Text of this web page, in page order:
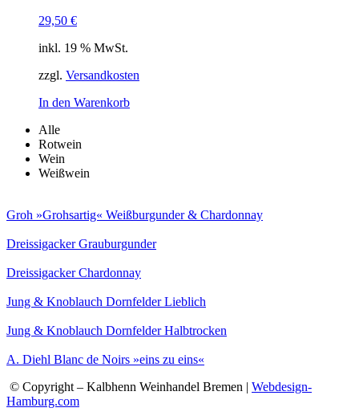
29,50 €
inkl. 19 % MwSt.
zzgl. Versandkosten
In den Warenkorb
Alle
Rotwein
Wein
Weißwein
Groh »Grohsartig« Weißburgunder & Chardonnay
Dreissigacker Grauburgunder
Dreissigacker Chardonnay
Jung & Knoblauch Dornfelder Lieblich
Jung & Knoblauch Dornfelder Halbtrocken
A. Diehl Blanc de Noirs »eins zu eins«
© Copyright – Kalbhenn Weinhandel Bremen | Webdesign-
Hamburg.com